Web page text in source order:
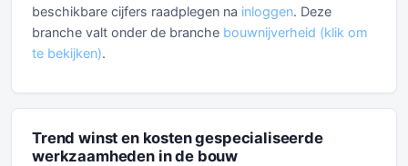
beschikbare cijfers raadplegen na inloggen. Deze
branche valt onder de branche bouwnijverheid (klik om
te bekijken).
Trend winst en kosten gespecialiseerde
werkzaamheden in de bouw